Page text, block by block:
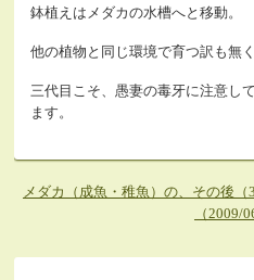
鉢植えはメダカの水槽へと移動。
他の植物と同じ環境で育つ訳も
三代目こそ、愚妻の毒牙に注意し
ます。
メダカ（成魚・稚魚）の、その後（3
（2009/